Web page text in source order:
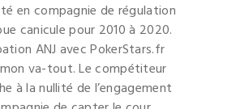
en compagnie de régulation
canicule pour 2010 à 2020.
ANJ avec PokerStars.fr
va-tout. Le compétiteur
à la nullité de l’engagement